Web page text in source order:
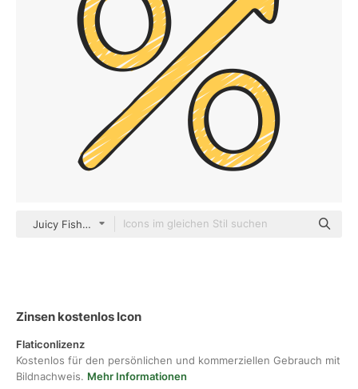
Juicy Fish Sketchy
Zinsen kostenlos Icon
Flaticonlizenz
Kostenlos für den persönlichen und kommerziellen Gebrauch mit
Bildnachweis. Mehr Informationen